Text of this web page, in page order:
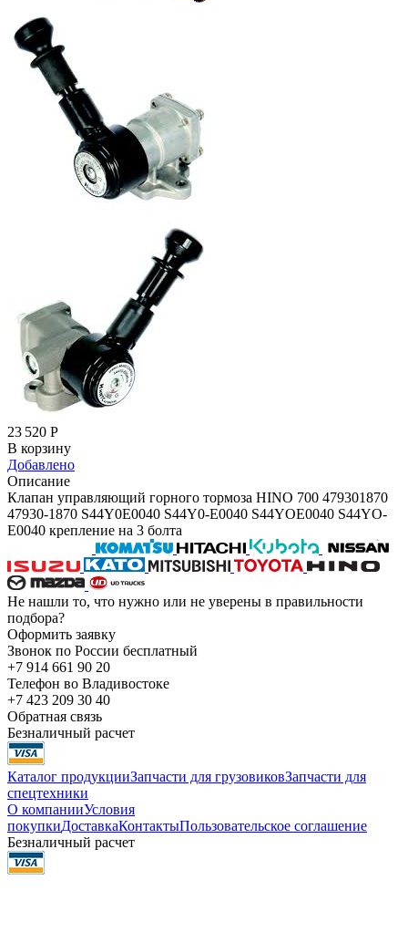
23 520 Р
В корзину
Добавлено
Описание
Клапан управляющий горного тормоза HINO 700 479301870
47930-1870 S44Y0E0040 S44Y0-E0040 S44YOE0040 S44YO-
E0040 крепление на 3 болта
Не нашли то, что нужно или не уверены в правильности
подбора?
Оформить заявку
Звонок по России бесплатный
+7 914 661 90 20
Телефон во Владивостоке
+7 423 209 30 40
Обратная связь
Безналичный расчет
Каталог продукцииЗапчасти для грузовиковЗапчасти для
спецтехники
О компанииУсловия
покупкиДоставкаКонтактыПользовательское соглашение
Безналичный расчет